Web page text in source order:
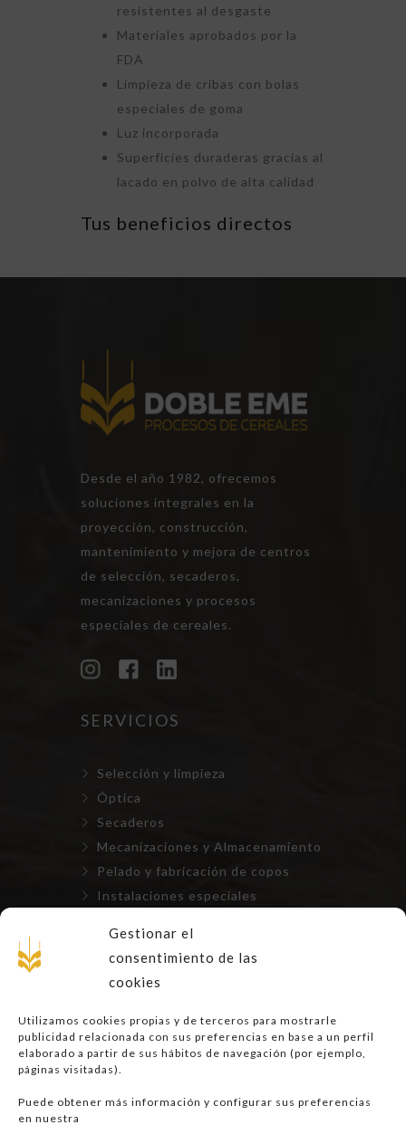
Gestionar el
consentimiento de las
cookies
Utilizamos cookies propias y de terceros para mostrarle
publicidad relacionada con sus preferencias en base a un perfil
elaborado a partir de sus hábitos de navegación (por ejemplo,
páginas visitadas).
Puede obtener más información y configurar sus preferencias
en nuestra
resistentes al desgaste
Materiales aprobados por la
FDA
Limpieza de cribas con bolas
especiales de goma
Luz incorporada
Superficies duraderas gracias al
lacado en polvo de alta calidad
Tus beneficios directos
Desde el año 1982, ofrecemos
soluciones integrales en la
proyección, construcción,
mantenimiento y mejora de centros
de selección, secaderos,
mecanizaciones y procesos
especiales de cereales.
SERVICIOS
Selección y limpieza
Óptica
Secaderos
Mecanizaciones y Almacenamiento
Pelado y fabricación de copos
Instalaciones especiales
Aviso Legal
Privacidad
Cookies